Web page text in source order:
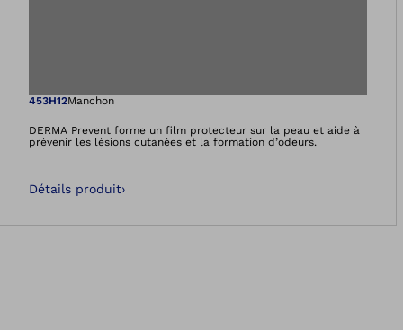
Ouvre l’image
453H12Manchon
DERMA Prevent forme un film protecteur sur la peau et aide à
prévenir les lésions cutanées et la formation d’odeurs.
Détails produit›